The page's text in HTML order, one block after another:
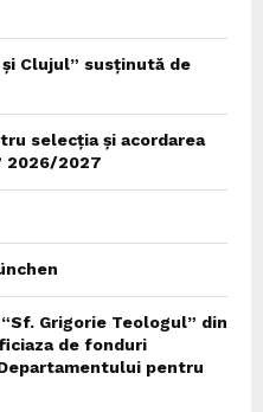
Clujul” susținută de
selecția și acordarea
2026/2027
Grigorie Teologul” din
de fonduri
pentru